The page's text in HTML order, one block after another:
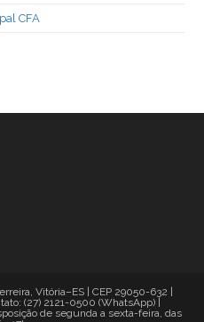
CFA
Vitória–ES | CEP 29050-632 |
(27) 2121-0500 (WhatsApp) |
de segunda a sexta-feira, das